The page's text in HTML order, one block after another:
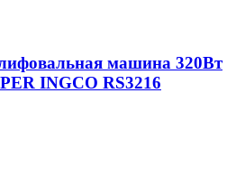
машина 320Вт
INGCO RS3216